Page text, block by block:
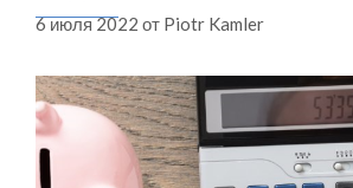
6 июля 2022 от Piotr Kamler